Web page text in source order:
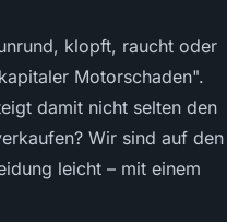
klopft, raucht oder
Motorschaden".
damit nicht selten den
Wir sind auf den
leicht – mit einem